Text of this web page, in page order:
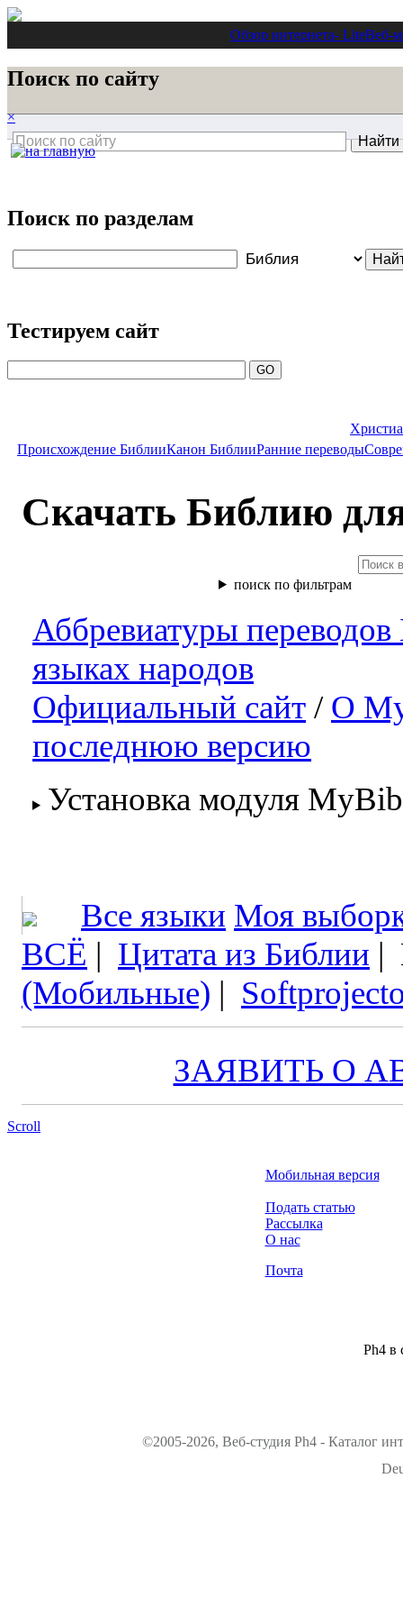
Обзор интернета- LiteВеб-
Поиск по сайту
×
Поиск по разделам
Тестируем сайт
Происхождение БиблииКанон БиблииРанние переводы
Скачать Библию
поиск по фильтрам
Аббревиатуры
языках народов
Официальный сайт / О
последнюю версию
Установка модуля
Все языки Моя
ВСЁ | Цитата из Библии |
(Мобильные) |
ЗАЯВИТЬ О
Scroll
Мобильная версия
Подать статью
Рассылка
О нас
Почта
Ph4 в
©2005-2026, Веб-студия Ph4 - Каталог